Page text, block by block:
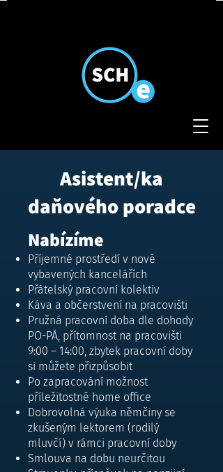
Asistent/ka
daňového poradce
Nabízíme
Příjemné prostředí v nově
vybavených kancelářích
Přátelský pracovní kolektiv
Káva a občerstvení na pracovišti
Pružná pracovní doba dle dohody
PO-PÁ, přítomnost na pracovišti
9:00 – 14:00, zbytek pracovní doby
si můžete přizpůsobit
Po zapracování možnost
příležitostně home office
Dobrovolná výuka němčiny se
zkušeným lektorem (rodilý
mluvčí) v rámci pracovní doby
Smlouva na dobu neurčitou